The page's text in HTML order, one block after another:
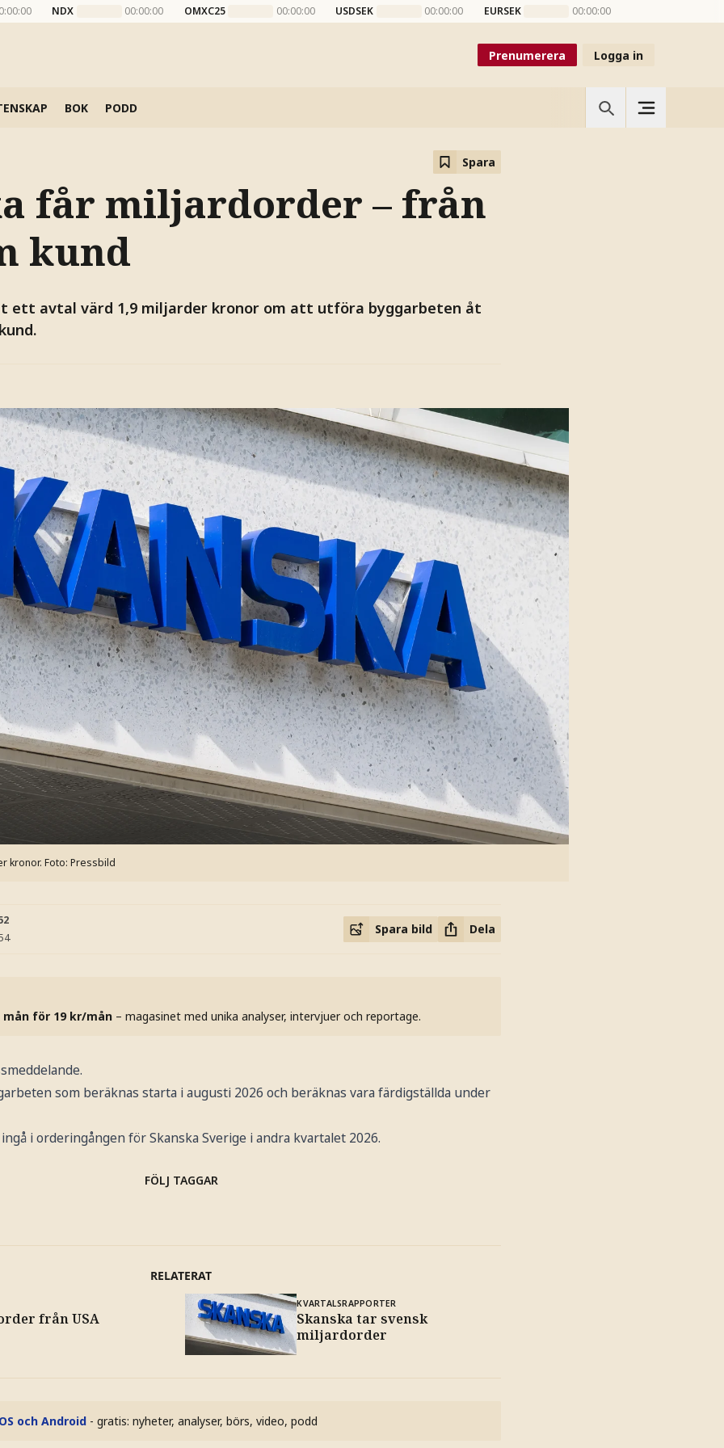
NDX 00:00:00 OMXC25 00:00:00 USDSEK 00:00:00 EURSEK 00:00:00
Prenumerera Logga in
BOK PODD
Spara
får miljardorder – från
kund
ett avtal värd 1,9 miljarder kronor om att utföra byggarbeten åt
kronor. Foto: Pressbild
Spara bild Dela
mån för 19 kr/mån – magasinet med unika analyser, intervjuer och reportage.
som beräknas starta i augusti 2026 och beräknas vara färdigställda under
i orderingången för Skanska Sverige i andra kvartalet 2026.
FÖLJ TAGGAR
RELATERAT
från USA
KVARTALSRAPPORTER
Skanska tar svensk
miljardorder
och Android - gratis: nyheter, analyser, börs, video, podd